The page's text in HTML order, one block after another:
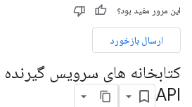
این مرور مفید بود؟
ارسال بازخورد
API